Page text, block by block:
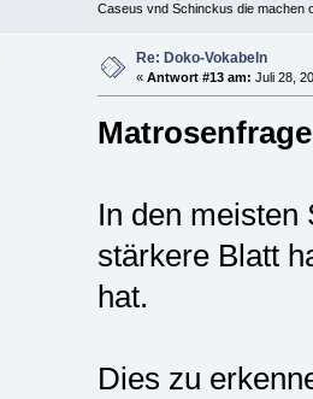
Caseus vnd Schinckus die machen
Re: Doko-Vokabeln
« Antwort #13 am: Juli 28,
Matrosenfrage
In den meisten
stärkere Blatt
hat.
Dies zu